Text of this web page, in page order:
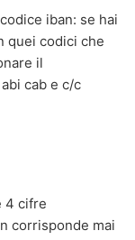
iban: se hai
quei codici che
il
cab e c/c
4 cifre
corrisponde mai